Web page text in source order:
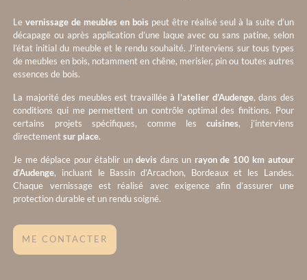
Levernissage de meubles en bois peut être réalisé seul à la suite d’un
décapage ou après application d’une laque avec ou sans patine, selon
l’état initial du meuble et le rendu souhaité. J’interviens sur tous types
de meubles en bois, notamment en chêne, merisier, pin ou toutes autres
essences de bois.
La majorité des meubles est travaillée à l’atelier d’Audenge, dans des
conditions qui me permettent un contrôle optimal des finitions. Pour
certains projets spécifiques, comme lescuisines, j’interviens
directementsur place.
Je me déplace pour établir undevis dans un rayon de 100 km autour
d’Audenge, incluant le Bassin d’Arcachon, Bordeaux et les Landes.
Chaque vernissage est réalisé avec exigence afin d’assurer une
protection durable et un rendu soigné.
ME CONTACTER